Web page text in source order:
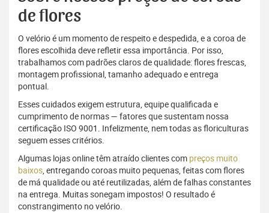
de flores
O velório é um momento de respeito e despedida, e a coroa de
flores escolhida deve refletir essa importância. Por isso,
trabalhamos com padrões claros de qualidade: flores frescas,
montagem profissional, tamanho adequado e entrega
pontual.
Esses cuidados exigem estrutura, equipe qualificada e
cumprimento de normas — fatores que sustentam nossa
certificação ISO 9001. Infelizmente, nem todas as floriculturas
seguem esses critérios.
Algumas lojas online têm atraído clientes com preços muito
baixos, entregando coroas muito pequenas, feitas com flores
de má qualidade ou até reutilizadas, além de falhas constantes
na entrega. Muitas sonegam impostos! O resultado é
constrangimento no velório.